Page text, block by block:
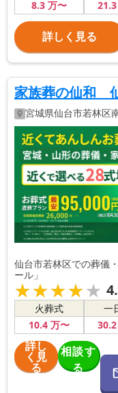
8.3万〜
21.3
詳しく見る
家族葬の仙和
宮城県仙台市若林区
仙台市若林区での葬儀
ール」
★★★★★
★★★★★
火葬式
10.4万〜
一
30.2
詳し
く見
る
相談す
る